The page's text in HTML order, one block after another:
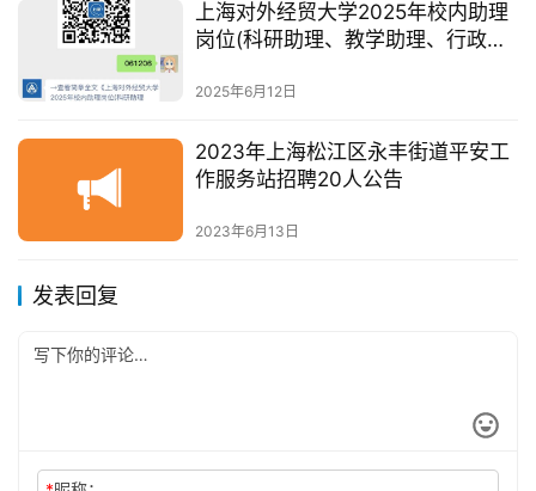
上海对外经贸大学2025年校内助理
岗位(科研助理、教学助理、行政助
2025年6月12日
2023年上海松江区永丰街道平安工
作服务站招聘20人公告
2023年6月13日
发表回复